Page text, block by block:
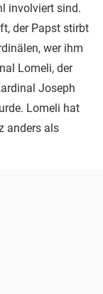
involviert sind.
der Papst stirbt
wer ihm
Lomeli, der
Joseph
Lomeli hat
anders als